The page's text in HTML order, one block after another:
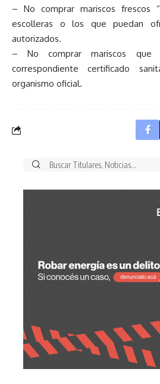
– No comprar mariscos frescos
escolleras o los que puedan
autorizados.
– No comprar mariscos
correspondiente certificado
organismo oficial.
Buscar